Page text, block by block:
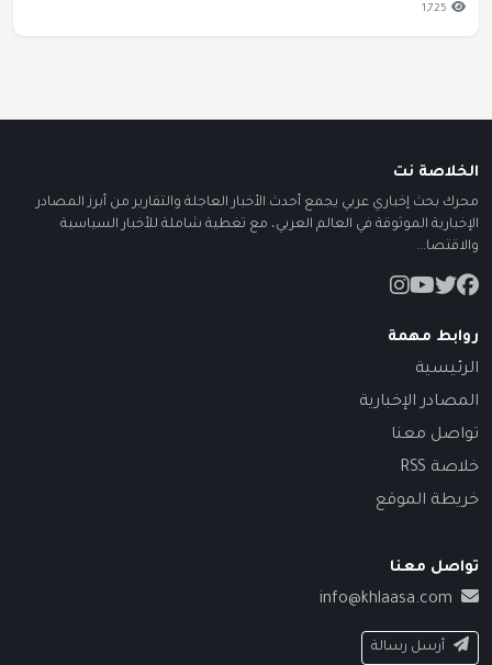
1,725
الخلاصة نت
محرك بحث إخباري عربي يجمع أحدث الأخبار العاجلة والتقارير من أبرز المصادر
الإخبارية الموثوقة في العالم العربي، مع تغطية شاملة للأخبار السياسية
والاقتصا...
روابط مهمة
الرئيسية
المصادر الإخبارية
تواصل معنا
خلاصة RSS
خريطة الموقع
تواصل معنا
info@khlaasa.com
أرسل رسالة